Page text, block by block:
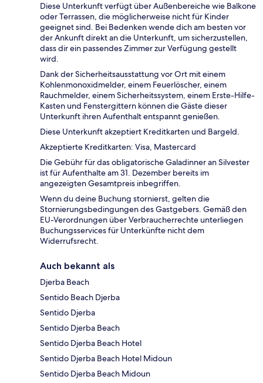
Diese Unterkunft verfügt über Außenbereiche wie Balkone
oder Terrassen, die möglicherweise nicht für Kinder
geeignet sind. Bei Bedenken wende dich am besten vor
der Ankunft direkt an die Unterkunft, um sicherzustellen,
dass dir ein passendes Zimmer zur Verfügung gestellt
wird.
Dank der Sicherheitsausstattung vor Ort mit einem
Kohlenmonoxidmelder, einem Feuerlöscher, einem
Rauchmelder, einem Sicherheitssystem, einem Erste-Hilfe-
Kasten und Fenstergittern können die Gäste dieser
Unterkunft ihren Aufenthalt entspannt genießen.
Diese Unterkunft akzeptiert Kreditkarten und Bargeld.
Akzeptierte Kreditkarten: Visa, Mastercard
Die Gebühr für das obligatorische Galadinner an Silvester
ist für Aufenthalte am 31. Dezember bereits im
angezeigten Gesamtpreis inbegriffen.
Wenn du deine Buchung stornierst, gelten die
Stornierungsbedingungen des Gastgebers. Gemäß den
EU-Verordnungen über Verbraucherrechte unterliegen
Buchungsservices für Unterkünfte nicht dem
Widerrufsrecht.
Auch bekannt als
Djerba Beach
Sentido Beach Djerba
Sentido Djerba
Sentido Djerba Beach
Sentido Djerba Beach Hotel
Sentido Djerba Beach Hotel Midoun
Sentido Djerba Beach Midoun